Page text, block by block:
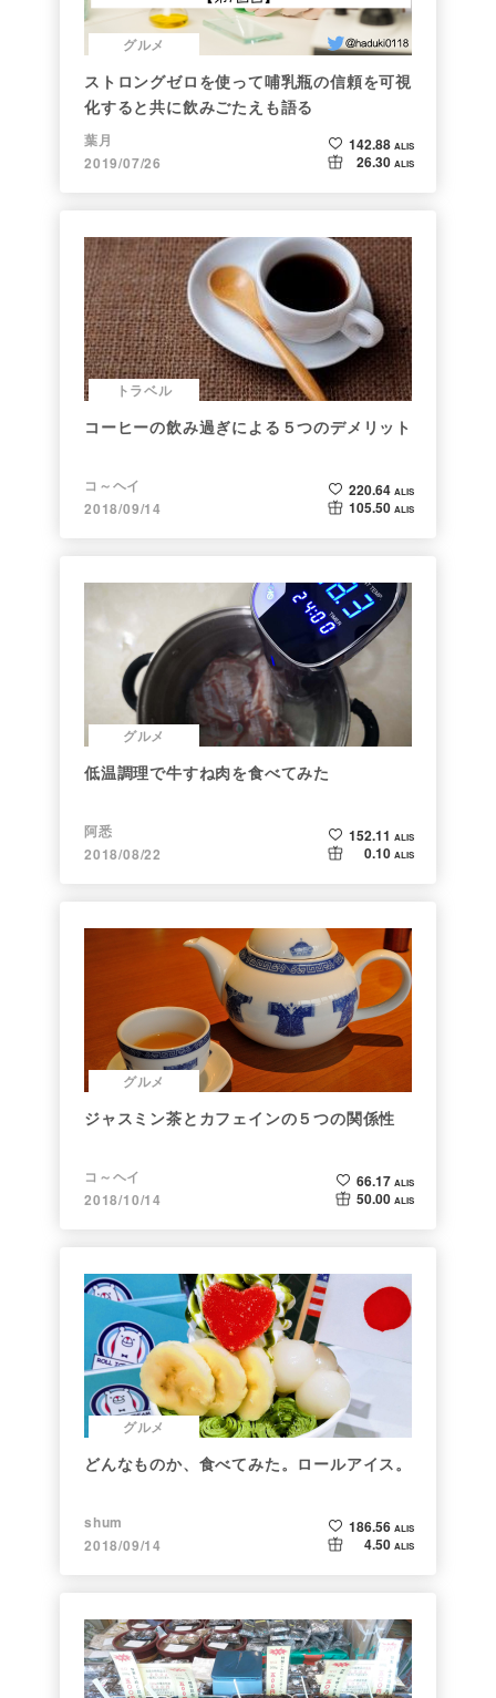
グルメ
ストロングゼロを使って哺乳瓶の信頼を可視
化すると共に飲みごたえも語る
葉月
2019/07/26
142.88 ALIS
26.30 ALIS
トラベル
コーヒーの飲み過ぎによる５つのデメリット
コ～ヘイ
2018/09/14
220.64 ALIS
105.50 ALIS
グルメ
低温調理で牛すね肉を食べてみた
阿悉
2018/08/22
152.11 ALIS
0.10 ALIS
グルメ
ジャスミン茶とカフェインの５つの関係性
コ～ヘイ
2018/10/14
66.17 ALIS
50.00 ALIS
グルメ
どんなものか、食べてみた。ロールアイス。
shum
2018/09/14
186.56 ALIS
4.50 ALIS